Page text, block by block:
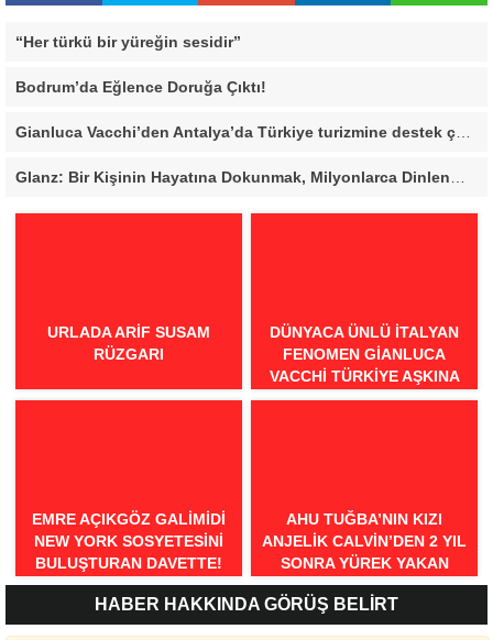
“Her türkü bir yüreğin sesidir”
Bodrum’da Eğlence Doruğa Çıktı!
Gianluca Vacchi’den Antalya’da Türkiye turizmine destek çağrısı
URLADA ARIF SUSAM
RÜZGARI
DÜNYACA ÜNLÜ İTALYAN
FENOMEN GIANLUCA
VACCHI TÜRKIYE AŞKINA
GELIYOR!
EMRE AÇIKGÖZ GALIMIDI
NEW YORK SOSYETESINI
BULUŞTURAN DAVETTE!
AHU TUĞBA’NIN KIZI
ANJELİK CALVİN’DEN 2 YIL
SONRA YÜREK YAKAN
İTİRAFLAR
HABER HAKKINDA GÖRÜŞ BELİRT